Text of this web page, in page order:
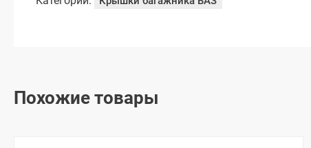
Похожие товары